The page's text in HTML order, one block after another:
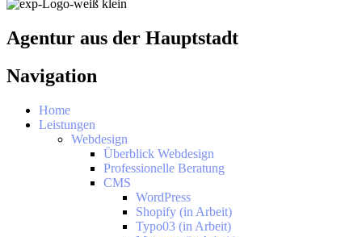
Agentur aus der Hauptstadt
Navigation
Home
Leistungen
Webdesign
Überblick Webdesign
Professionelle Beratung
CMS
WordPress
Shopify (in Arbeit)
Typo03 (in Arbeit)